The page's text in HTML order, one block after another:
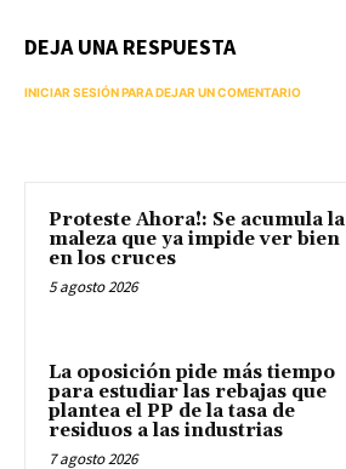
DEJA UNA RESPUESTA
INICIAR SESIÓN PARA DEJAR UN COMENTARIO
Proteste Ahora!: Se acumula la
maleza que ya impide ver bien
en los cruces
5 agosto 2026
La oposición pide más tiempo
para estudiar las rebajas que
plantea el PP de la tasa de
residuos a las industrias
7 agosto 2026